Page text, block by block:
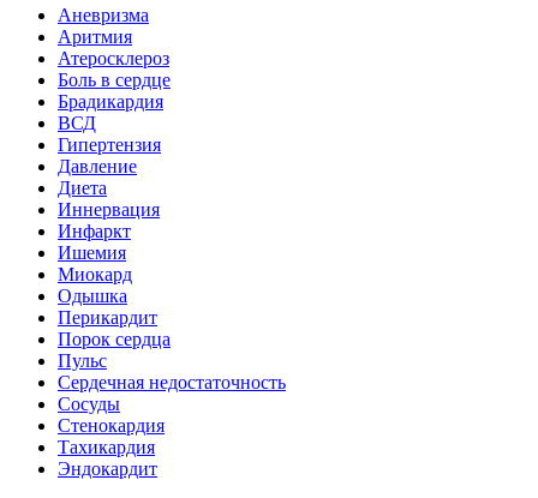
Аневризма
Аритмия
Атеросклероз
Боль в сердце
Брадикардия
ВСД
Гипертензия
Давление
Диета
Иннервация
Инфаркт
Ишемия
Миокард
Одышка
Перикардит
Порок сердца
Пульс
Сердечная недостаточность
Сосуды
Стенокардия
Тахикардия
Эндокардит